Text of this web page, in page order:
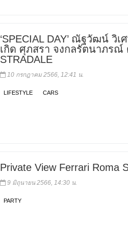
‘SPECIAL DAY’ ณัฐวัฒน์ วิ
เกิด ศุภสรา จงกลรัตนาภรณ์
STRADALE
10 กรกฎาคม 2566, 12:41 น.
LIFESTYLE CARS
Private View Ferrari Roma
9 มิถุนายน 2566, 14:30 น.
PARTY